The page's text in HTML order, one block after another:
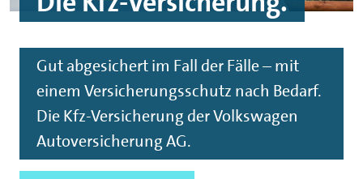
Gut abgesichert im Fall der Fälle – mit
einem Versicherungsschutz nach Bedarf.
Die Kfz-Versicherung der Volkswagen
Autoversicherung AG.